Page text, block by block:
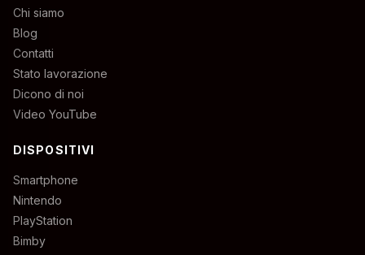
Chi siamo
Blog
Contatti
Stato lavorazione
Dicono di noi
Video YouTube
DISPOSITIVI
Smartphone
Nintendo
PlayStation
Bimby